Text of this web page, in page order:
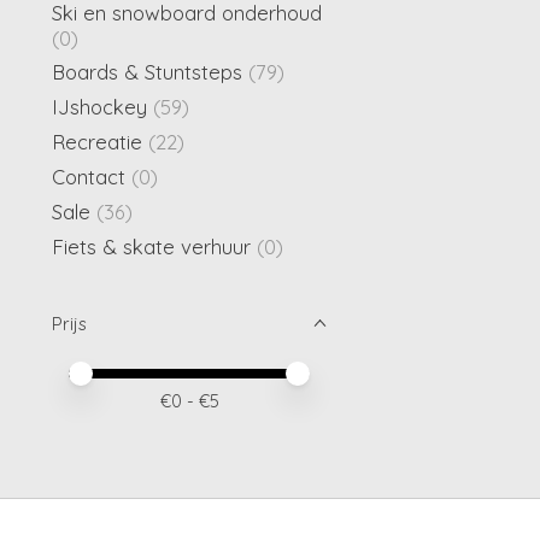
Ski en snowboard onderhoud
(0)
Boards & Stuntsteps (79)
IJshockey (59)
Recreatie (22)
Contact (0)
Sale (36)
Fiets & skate verhuur (0)
Prijs
Minimale prijswaarde
Price maximum value
€0 - €5